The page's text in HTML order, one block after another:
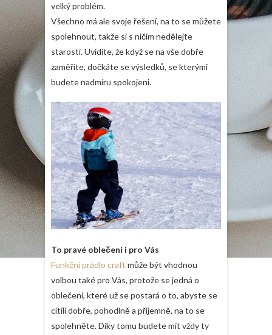
velký problém.
Všechno má ale svoje řešení, na to se můžete
spolehnout, takže si s ničím nedělejte
starosti. Uvidíte, že když se na vše dobře
zaměříte, dočkáte se výsledků, se kterými
budete nadmíru spokojeni.
To pravé oblečení i pro Vás
Funkční prádlo craft může být vhodnou
volbou také pro Vás, protože se jedná o
oblečení, které už se postará o to, abyste se
cítili dobře, pohodlně a příjemně, na to se
spolehněte. Díky tomu budete mít vždy ty